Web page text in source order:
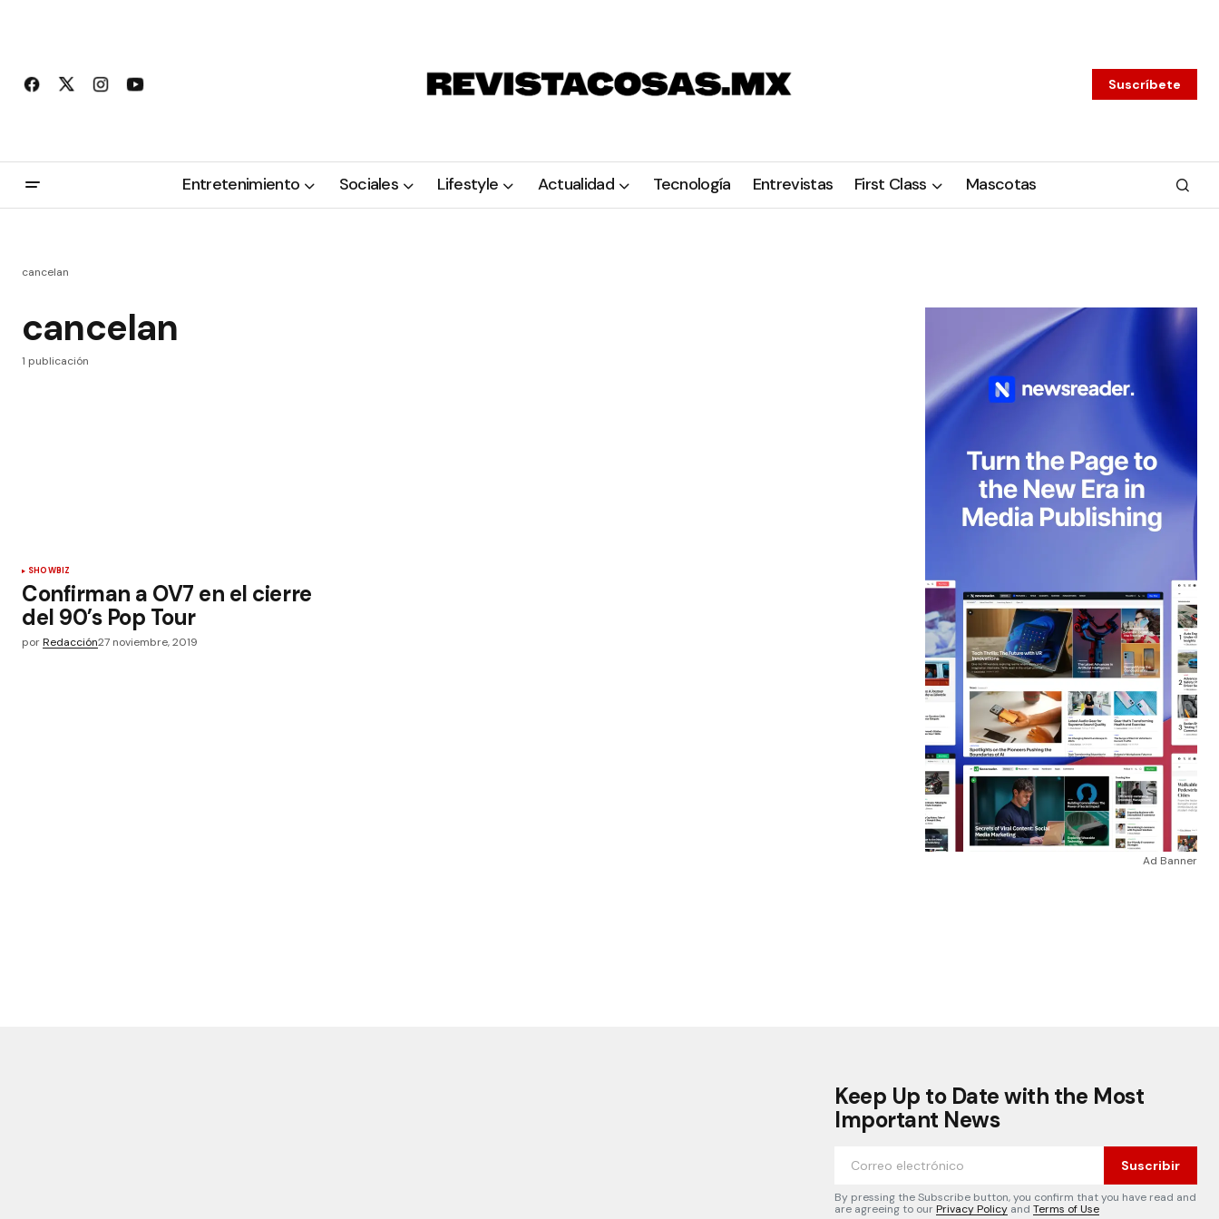
Suscríbete
Entretenimiento Sociales Lifestyle Actualidad Tecnología Entrevistas First Class Mascotas
cancelan
cancelan
1 publicación
SHOWBIZ
Confirman a OV7 en el cierre
del 90’s Pop Tour
porRedacción27 noviembre, 2019
Ad Banner
Keep Up to Date with the Most
Important News
Suscribir
By pressing the Subscribe button, you confirm that you have read and
are agreeing to ourPrivacy Policy and Terms of Use